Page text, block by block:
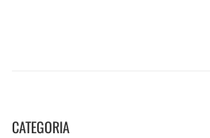
CATEGORIA